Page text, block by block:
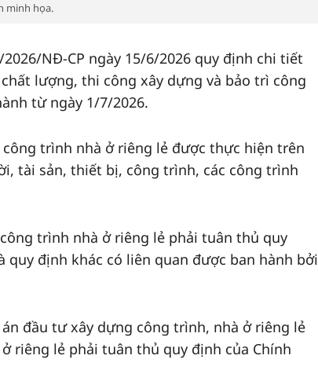
minh họa.
NĐ-CP ngày 15/6/2026 quy định chi tiết
lượng, thi công xây dựng và bảo trì công
từ ngày 1/7/2026.
trình nhà ở riêng lẻ được thực hiện trên
tài sản, thiết bị, công trình, các công trình
trình nhà ở riêng lẻ phải tuân thủ quy
định khác có liên quan được ban hành bởi
đầu tư xây dựng công trình, nhà ở riêng lẻ
riêng lẻ phải tuân thủ quy định của Chính